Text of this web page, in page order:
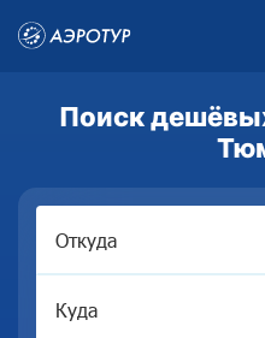
Поиск
Откуда
Куда